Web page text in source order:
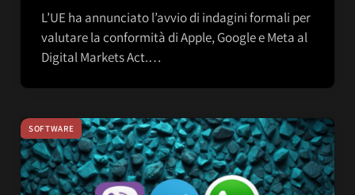
L’UE ha annunciato l’avvio di indagini formali per
valutare la conformità di Apple, Google e Meta al
Digital Markets Act.…
SOFTWARE